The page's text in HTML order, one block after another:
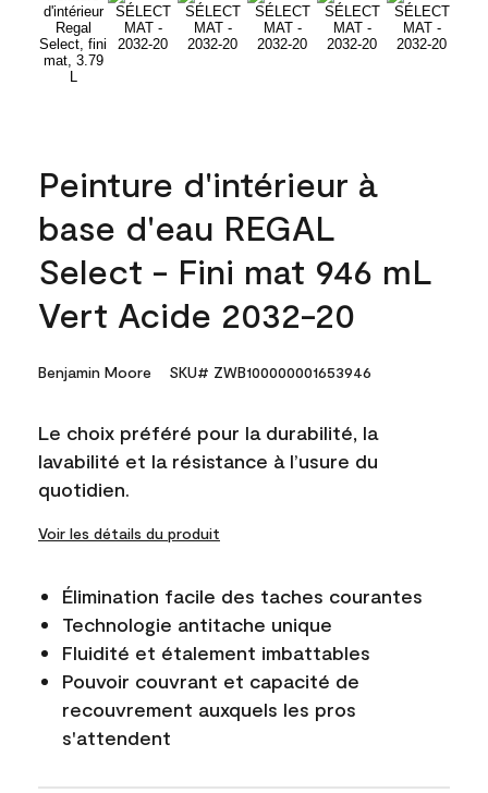
Peinture d'intérieur à
base d'eau REGAL
Select - Fini mat 946 mL
Vert Acide 2032-20
Benjamin Moore SKU# ZWB100000001653946
Le choix préféré pour la durabilité, la
lavabilité et la résistance à l’usure du
quotidien.
Voir les détails du produit
Élimination facile des taches courantes
Technologie antitache unique
Fluidité et étalement imbattables
Pouvoir couvrant et capacité de
recouvrement auxquels les pros
s'attendent